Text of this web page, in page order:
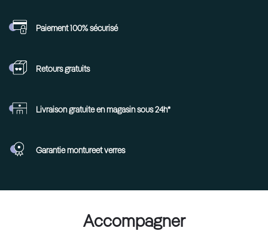
Paiement 100%sécurisé
Retoursgratuits
Livraison gratuite en magasin sous 24h*
Garantie montureet verres
Accompagner